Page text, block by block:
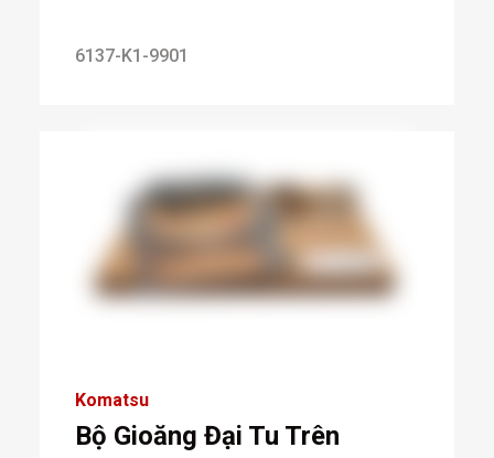
6137-K1-9901
Komatsu
Bộ Gioăng Đại Tu Trên